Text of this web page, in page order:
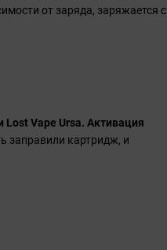
от заряда, заряжается с
Lost Vape Ursa. Активация
заправили картридж, и